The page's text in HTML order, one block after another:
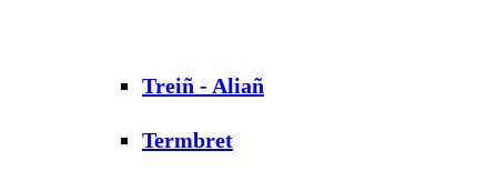
Treiñ - Aliañ
Termbret